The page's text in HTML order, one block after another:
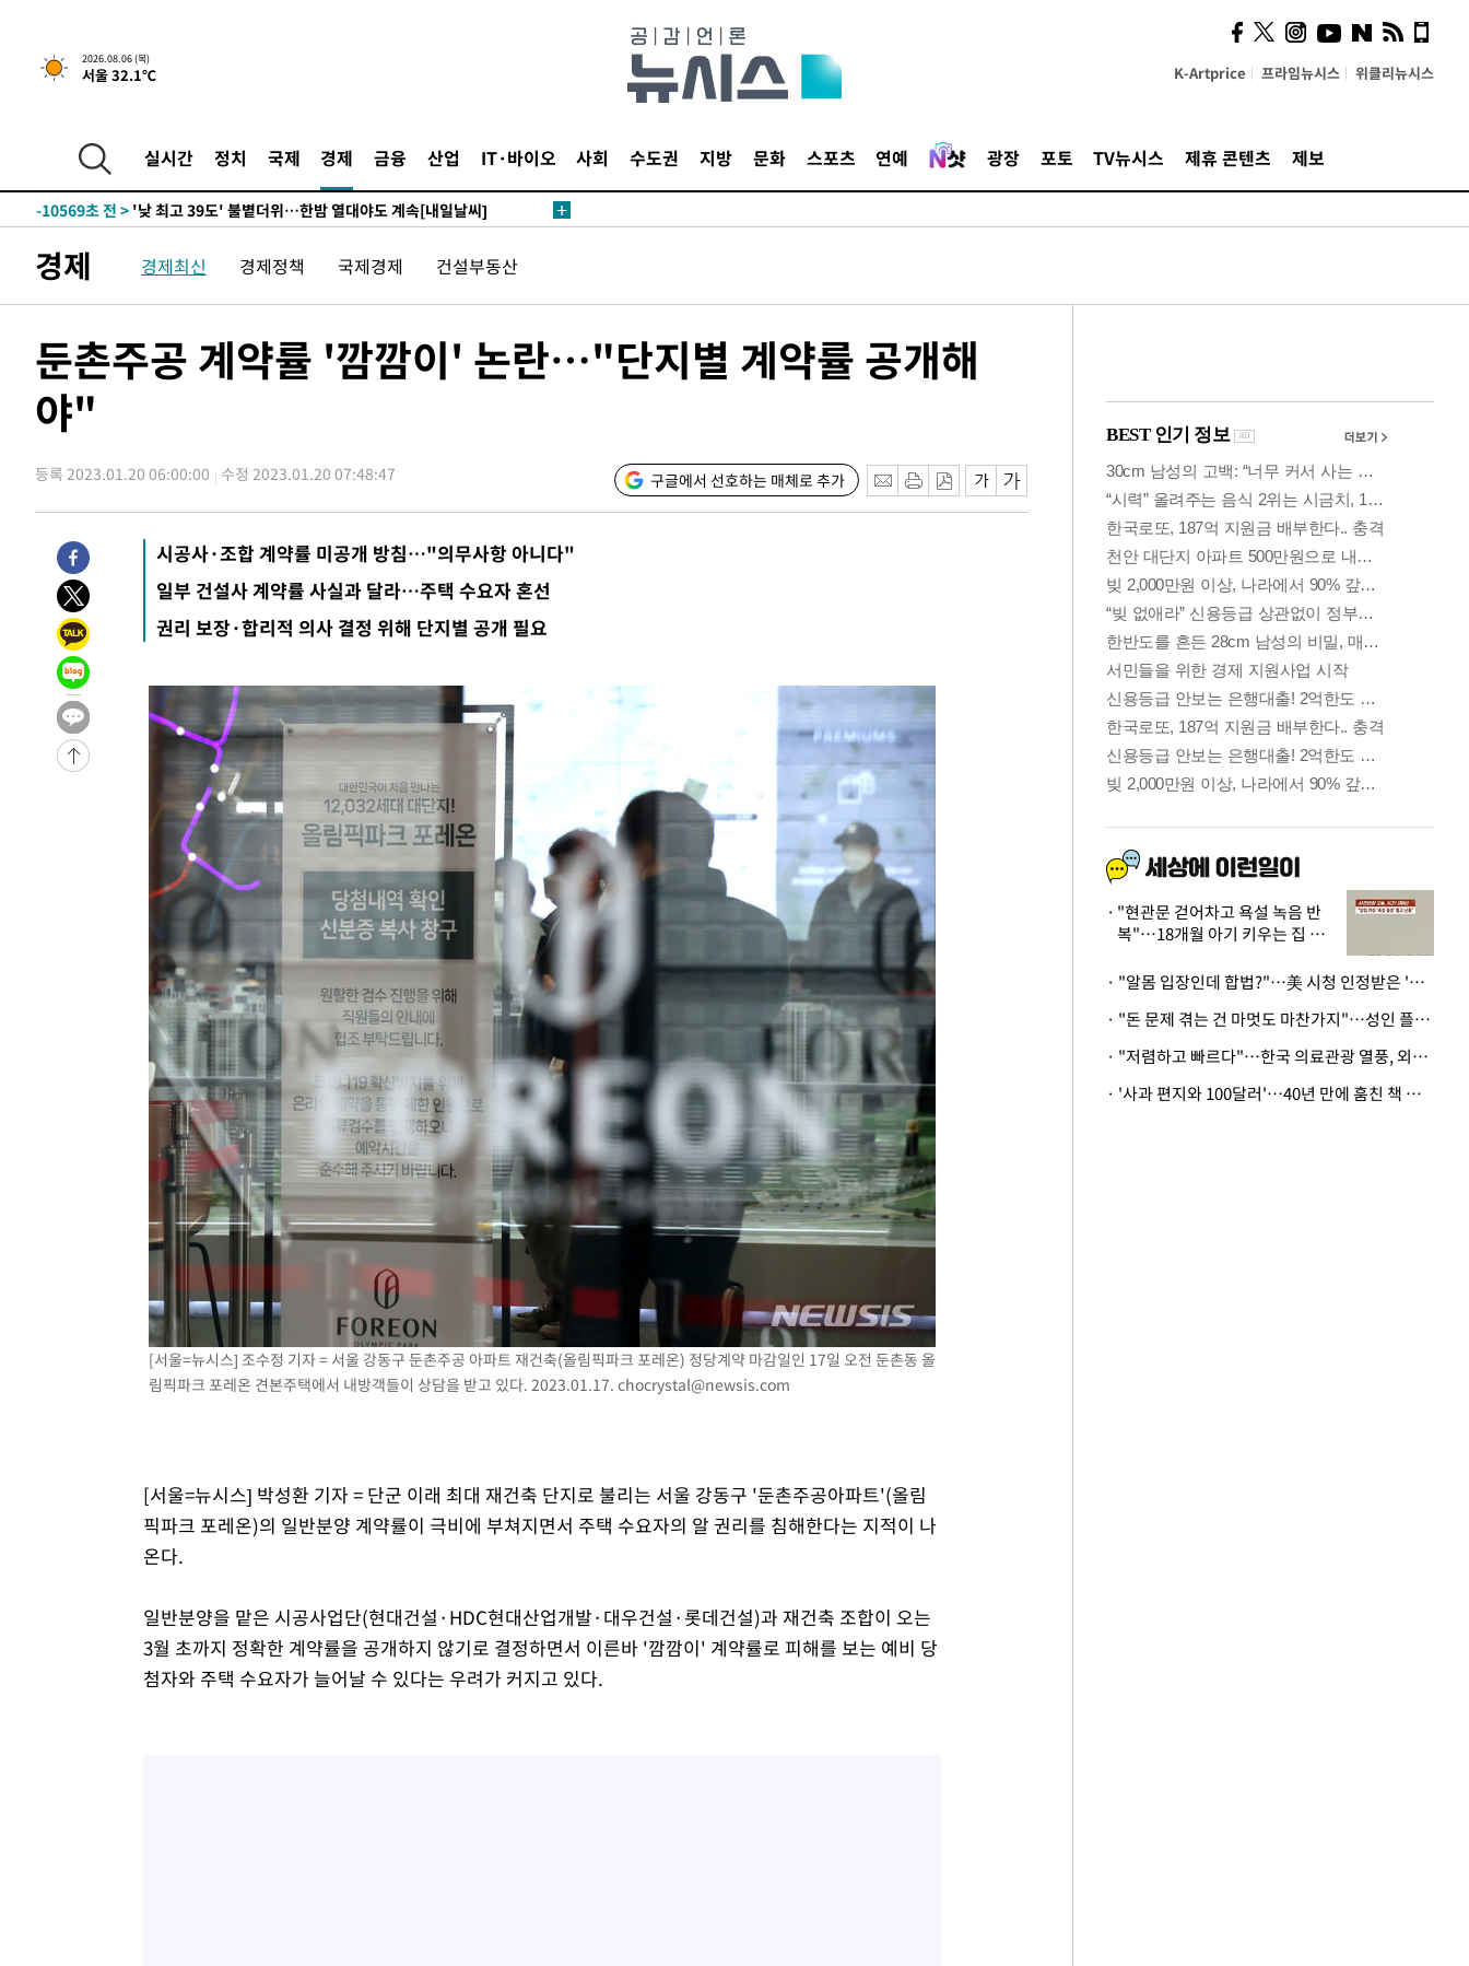
2026.08.06 (목)
서울 32.1℃ K-Artprice 프라임뉴시스 위클리뉴시스
실시간 정치 국제 경제 금융 산업 IT·바이오 사회 수도권 지방 문화 스포츠 연예 광장 포토 TV뉴시스 제휴 콘텐츠 제보
-27993초 전 >경찰, '홍명보는 2순위' 결론냈던 스포츠윤리센터도 압수수색
-13589초 전 >[속보]합참 "北 발사체는 단거리탄도미사일…감시·경계태세 강
-11767초 전 >
[속보] SKT, 에이닷 서비스 장애 발생…"원인 파악 중"
-11173초 전 >
-10569초 전 > '낮 최고 39도' 불볕더위…한밤 열대야도 계속[내일날씨]
-10190초 전 >
"韓 외환시장 개입 관측 배경엔 美의 대한국 무역적자 있어"
-10017초 전 >'월드컵 탈락 후폭풍' 축구협회…초유의 압수수색에 '충격·당황'
-9419초 전 >[속보]종합특검, 대검 추가 압수수색…내란 중요임무종사 혐의
-5514초 전 >
-5444초 전 >
-2908초 전 >"여기 떨어졌다"…다누리, 스페이스X 로켓 달 충돌 흔적 포착
47초 전 >손흥민, 5경기 연속골 실패…LAFC는 승부차기 끝 과달라하라 격파
2시간 전 >
내일까지 39도 '펄펄'…기상청 "태풍 지나며 폭염 잠시 꺾인다"
-31099초 전 >
'월드컵 탈락 후폭풍' 축구협회…11시간 걸린 초유의 압수수색(종
-30535초 전 >
-29328초 전 >
축구협회, 15년 전 심판 성 접대 파문에 "현재는 내부 지침 준수"
-28013초 전 >
-13609초 전 >
[속보]합참 "北 발사체는 단거리탄도미사일…감시·경계태세 강
화"
-13357초 전 >
日방위성, 北이 동해로 쏜 발사체는 탄도미사일 가능성
-11787초 전 >
[속보] SKT, 에이닷 서비스 장애 발생…"원인 파악 중"
[속보]합참 "북, 동해상으로 미상 발사체 발사"
'낮 최고 39도' 불볕더위…한밤 열대야도 계속[내일날씨]
[속보]7~9일 프로야구 3연전도 폭염 취소…11일 재개
"韓 외환시장 개입 관측 배경엔 美의 대한국 무역적자 있어"
'월드컵 탈락 후폭풍' 축구협회…초유의 압수수색에 '충격·당황'
서울 낮 37.9도, 올여름 최고치 경신…영등포 순간 '40도'
[속보]종합특검, 대검 추가 압수수색…내란 중요임무종사 혐의
[속보]코스닥, 800p 회복…0.26% 오른 801.67 마감
[속보]코스피, 301.88포인트(4.58%) 내린 6296.38 마감
[속보]원·달러 환율, 0.7원 내린 1423.8원 마감
"여기 떨어졌다"…다누리, 스페이스X 로켓 달 충돌 흔적 포착
손흥민, 5경기 연속골 실패…LAFC는 승부차기 끝 과달라하라 격파
내일까지 39도 '펄펄'…기상청 "태풍 지나며 폭염 잠시 꺾인다"
경제 경제최신 경제정책 국제경제 건설부동산
둔촌주공 계약률 '깜깜이' 논란…"단지별 계약률 공개해
야"
등록 2023.01.20 06:00:00 수정 2023.01.20 07:48:47 구글에서 선호하는 매체로 추가
시공사·조합 계약률 미공개 방침…"의무사항 아니다"
일부 건설사 계약률 사실과 달라…주택 수요자 혼선
권리 보장·합리적 의사 결정 위해 단지별 공개 필요
[서울=뉴시스] 조수정 기자 = 서울 강동구 둔촌주공 아파트 재건축(올림픽파크 포레온) 정당계약 마감일인 17일 오전 둔촌동 올
림픽파크 포레온 견본주택에서 내방객들이 상담을 받고 있다. 2023.01.17. chocrystal@newsis.com
[서울=뉴시스] 박성환 기자 = 단군 이래 최대 재건축 단지로 불리는 서울 강동구 '둔촌주공아파트'(올림
픽파크 포레온)의 일반분양 계약률이 극비에 부쳐지면서 주택 수요자의 알 권리를 침해한다는 지적이 나
온다.
일반분양을 맡은 시공사업단(현대건설·HDC현대산업개발·대우건설·롯데건설)과 재건축 조합이 오는
3월 초까지 정확한 계약률을 공개하지 않기로 결정하면서 이른바 '깜깜이' 계약률로 피해를 보는 예비 당
첨자와 주택 수요자가 늘어날 수 있다는 우려가 커지고 있다.
의견, 국토부·LH에 충실히
전달할 것"
"현관문 걷어차고 욕설 녹음 반
복"…18개월 아기 키우는 집 뒤
· "알몸 입장인데 합법?"…美 시청 인정받은 '누드' 레스토랑 화제
· "돈 문제 겪는 건 마멋도 마찬가지"…성인 플랫폼에 등장한 뜻밖의 스타
· "저렴하고 빠르다"…한국 의료관광 열풍, 외신도 주목
· '사과 편지와 100달러'…40년 만에 훔친 책 돌려준 美 절도범